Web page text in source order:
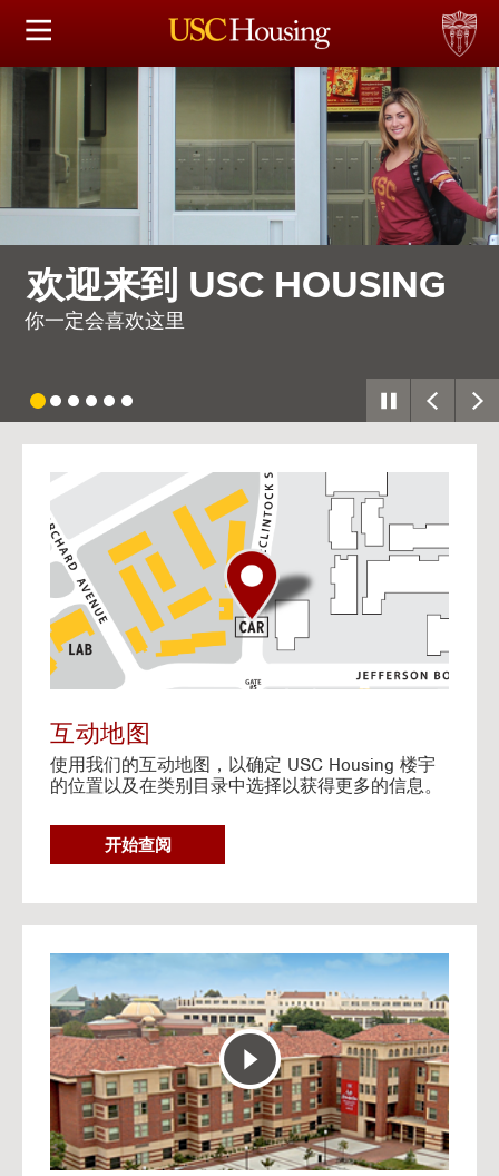
住房选择
财务实事资讯
会议资讯
常见问题解答
需要整个村庄
因此，我们建造了一座
USC
Housing
G
o
t
o
n
t
e
r
t
i
v
e
p
互动地图
使用我们的互动地图，以确定 USC Housing 楼宇
的位置以及在类别目录中选择以获得更多的信息。
G
O
N
E
R
A
C
T
I
V
E
开始查阅
G
o
t
o
H
o
u
i
n